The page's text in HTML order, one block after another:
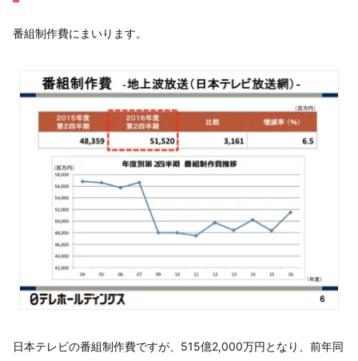
番組制作費にまいります。
日本テレビの番組制作費ですが、515億2,000万円となり、前年同